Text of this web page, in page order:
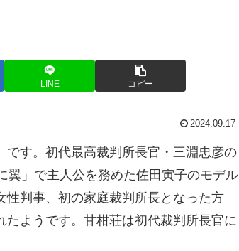
LINE コピー
2024.09.17
す。初代最高裁判所長官・三淵忠彦の
翼」で主人公を務めた佐田寅子のモデル
性判事、初の家庭裁判所長となった方
ようです。甘柑荘は初代裁判所長官に